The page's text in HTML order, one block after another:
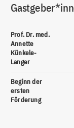
Prof. Dr. med.
Annette
Künkele-
Langer
Beginn der
ersten
Förderung